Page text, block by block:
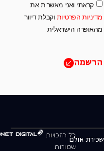
קראתי ואני מאשר.ת את
מדיניות הפרטיות וקבלת דיוור
מהאופרה הישראלית
הרשמה
כל הזכויות
שמורות
שכירת אולם